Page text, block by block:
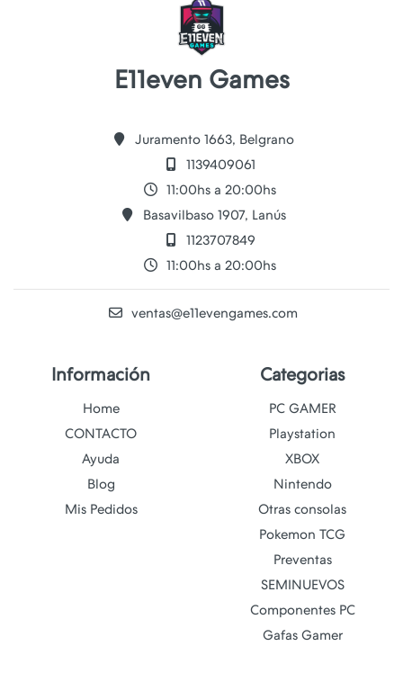
E11even Games
Juramento 1663, Belgrano
1139409061
11:00hs a 20:00hs
Basavilbaso 1907, Lanús
1123707849
11:00hs a 20:00hs
ventas@e11evengames.com
Información
Home
CONTACTO
Ayuda
Blog
Mis Pedidos
Categorias
PC GAMER
Playstation
XBOX
Nintendo
Otras consolas
Pokemon TCG
Preventas
SEMINUEVOS
Componentes PC
Gafas Gamer